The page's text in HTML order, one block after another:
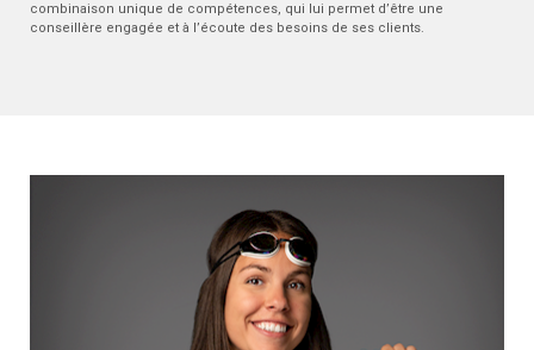
combinaison unique de compétences, qui lui permet d’être une
conseillère engagée et à l’écoute des besoins de ses clients.